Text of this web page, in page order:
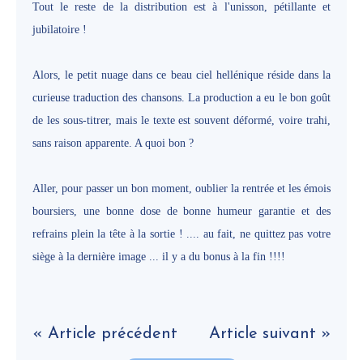
Tout le reste de la distribution est à l'unisson, pétillante et
jubilatoire !
Alors, le petit nuage dans ce beau ciel hellénique réside dans la
curieuse traduction des chansons. La production a eu le bon goût
de les sous-titrer, mais le texte est souvent déformé, voire trahi,
sans raison apparente. A quoi bon ?
Aller, pour passer un bon moment, oublier la rentrée et les émois
boursiers, une bonne dose de bonne humeur garantie et des
refrains plein la tête à la sortie ! .... au fait, ne quittez pas votre
siège à la dernière image ... il y a du bonus à la fin !!!!
« Article précédent Article suivant »